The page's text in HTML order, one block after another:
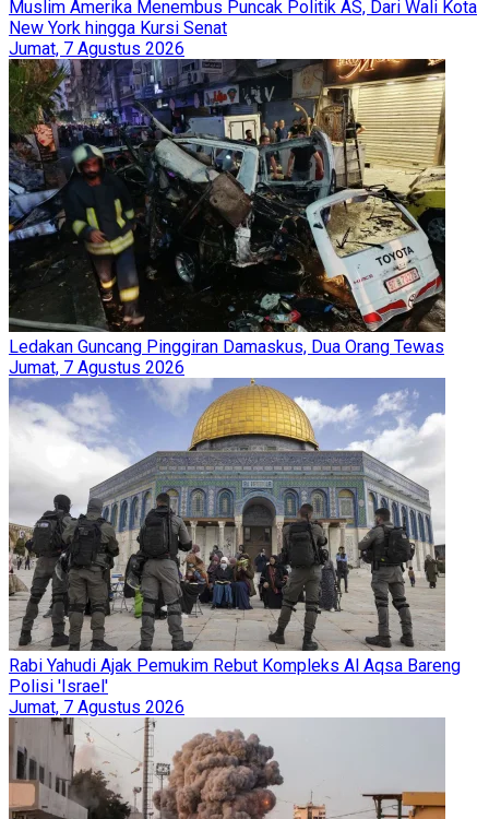
Muslim Amerika Menembus Puncak Politik AS, Dari Wali Kota
New York hingga Kursi Senat
Jumat, 7 Agustus 2026
Ledakan Guncang Pinggiran Damaskus, Dua Orang Tewas
Jumat, 7 Agustus 2026
Rabi Yahudi Ajak Pemukim Rebut Kompleks Al Aqsa Bareng
Polisi 'Israel'
Jumat, 7 Agustus 2026